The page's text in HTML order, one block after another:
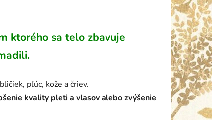
ktorého sa telo zbavuje
pľúc, kože a čriev.
kvality pleti a vlasov alebo zvýšenie